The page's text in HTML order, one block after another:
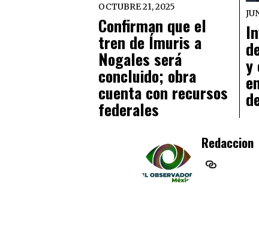
OCTUBRE 21, 2025
Confirman que el
tren de Ímuris a
Nogales será
concluido; obra
cuenta con recursos
federales
y
Redaccion